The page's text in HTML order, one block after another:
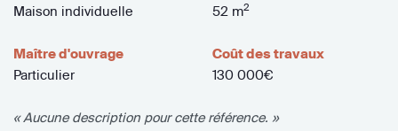
Maison individuelle
52 m2
Maître d'ouvrage
Particulier
Coût des travaux
130 000€
« Aucune description pour cette référence. »